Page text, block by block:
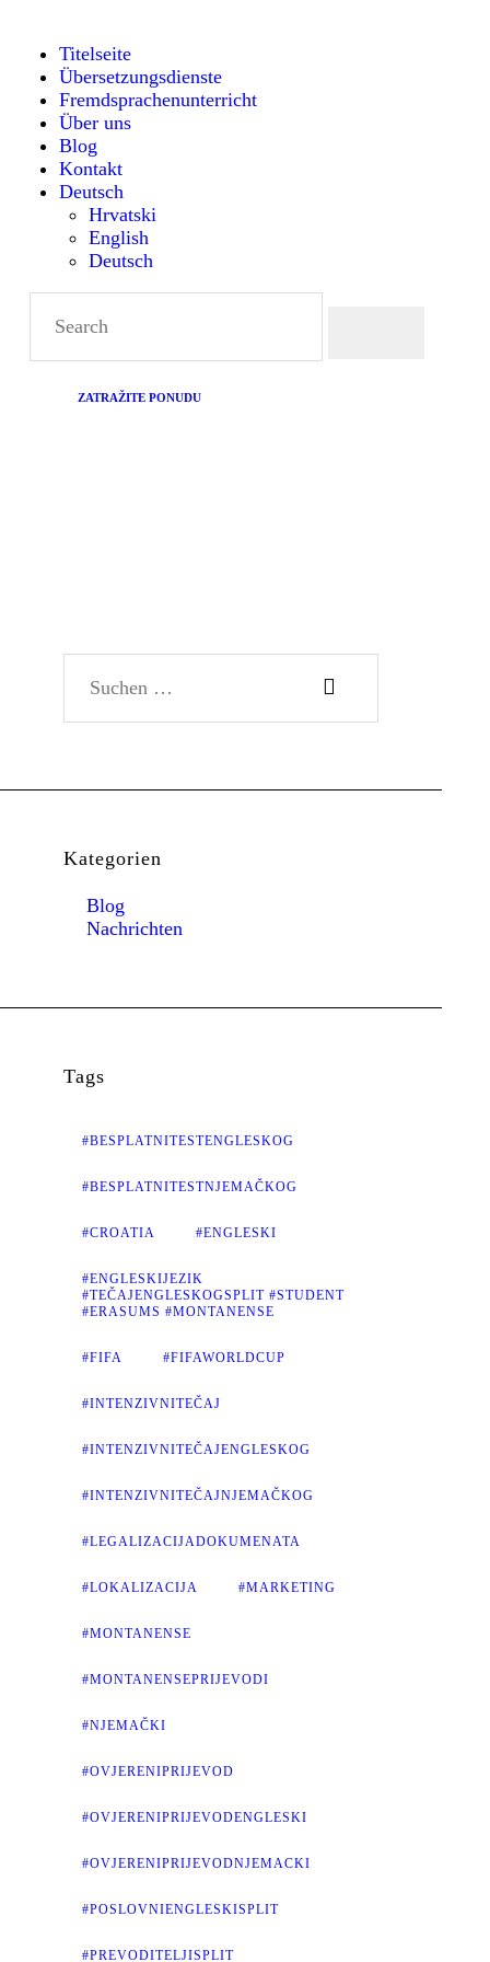
Titelseite
Übersetzungsdienste
Fremdsprachenunterricht
Über uns
Blog
Kontakt
Deutsch
Hrvatski
English
Deutsch
ZATRAŽITE PONUDU
Montanense - strani jezici, tumači i prevoditelji
ÜBERSETZUNGSDIENSTE
RICHT
ÜBER UNS
BLOG
KONTAKT
Kategorien
Blog
Nachrichten
Tags
#BESPLATNITESTENGLESKOG
#BESPLATNITESTNJEMAČKOG
#CROATIA #ENGLESKI
#ENGLESKIJEZIK
#TEČAJENGLESKOGSPLIT #STUDENT
#ERASUMS #MONTANENSE
#FIFA #FIFAWORLDCUP
#INTENZIVNITEČAJ
#INTENZIVNITEČAJENGLESKOG
#INTENZIVNITEČAJNJEMAČKOG
#LEGALIZACIJADOKUMENATA
#LOKALIZACIJA #MARKETING
#MONTANENSE
#MONTANENSEPRIJEVODI
#NJEMAČKI
#OVJERENIPRIJEVOD
#OVJERENIPRIJEVODENGLESKI
#OVJERENIPRIJEVODNJEMACKI
#POSLOVNIENGLESKISPLIT
#PREVODITELJISPLIT